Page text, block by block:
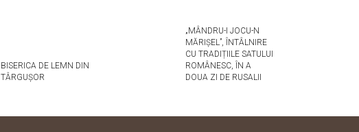
BISERICA DE LEMN DIN
TÂRGUȘOR
„MÂNDRU-I JOCU-N
MĂRIȘEL”, ÎNTÂLNIRE
CU TRADIȚIILE SATULUI
ROMÂNESC, ÎN A
DOUA ZI DE RUSALII